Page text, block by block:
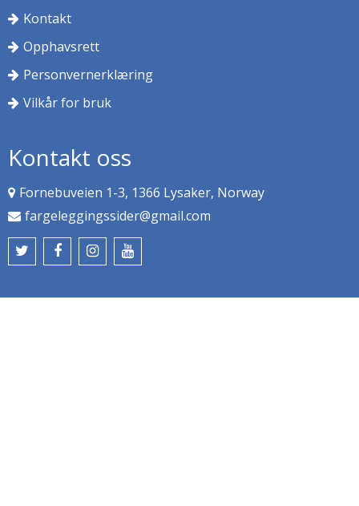
Kontakt
Opphavsrett
Personvernerklæring
Vilkår for bruk
Kontakt oss
Fornebuveien 1-3, 1366 Lysaker, Norway
fargeleggingssider@gmail.com